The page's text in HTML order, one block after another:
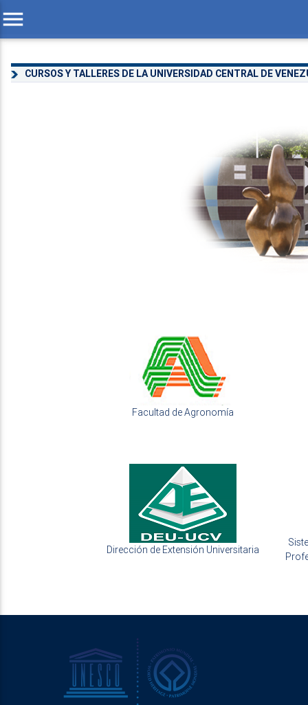
menu
CURSOS Y TALLERES DE LA UNIVERSIDAD CENTRAL DE
Facultad de Agronomía
Dirección de Extensión Universitaria